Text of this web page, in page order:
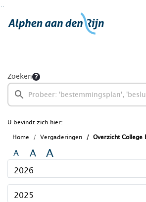
Ga naar de inhoud van deze pagina
Zoeken
U bevindt zich hier:
Home
Vergaderingen Overzicht College
A A A
2026
2025